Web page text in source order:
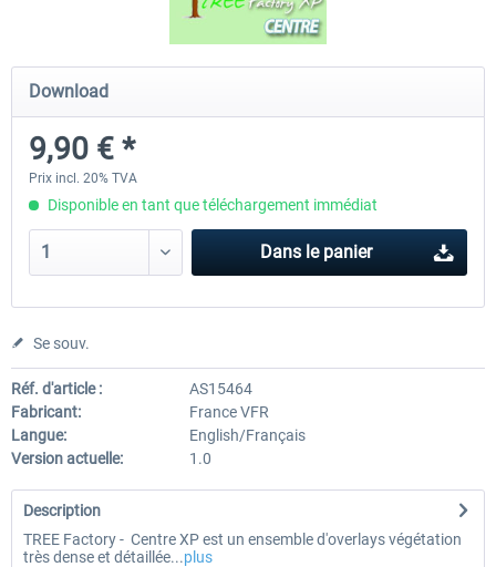
Traffic Global for X-Plane 12/11 (Mac)
44,95 € *
JARDesign - Ground Handling
Download
9,90 € *
Prix incl. 20% TVA
Disponible en tant que téléchargement immédiat
Dans le panier
Se souv.
Réf. d'article :
AS15464
Fabricant:
France VFR
Langue:
English/Français
Version actuelle:
1.0
Description
TREE Factory - Centre XP est un ensemble d'overlays végétation
très dense et détaillée...plus